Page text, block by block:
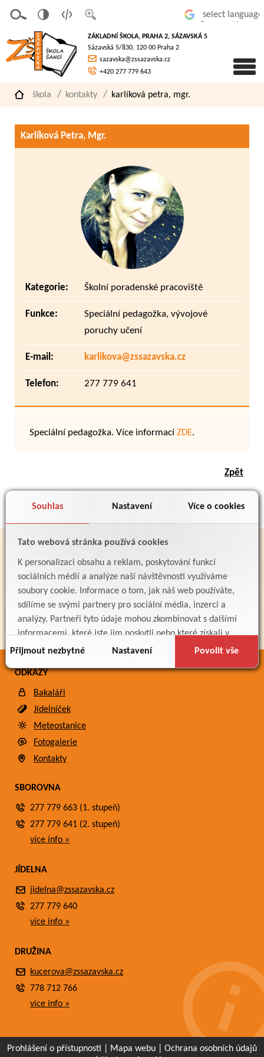
Souhlas Nastavení Více o cookies
Tato webová stránka používá cookies
K personalizaci obsahu a reklam, poskytování funkcí
sociálních médií a analýze naší návštěvnosti využíváme
soubory cookie. Informace o tom, jak náš web používáte,
sdílíme se svými partnery pro sociální média, inzerci a
analýzy. Partneři tyto údaje mohou zkombinovat s dalšími
informacemi, které jste jim poskytli nebo které získali v
důsledku toho, že používáte jejich služby.
Přijmout nezbytné Nastavení Povolit vše
písmo
á
verze
pro
slaboz
raké
ZÁKLADNÍ ŠKOLA, PRAHA 2, SÁZAVSKÁ 5
Sázavská 5/830, 120 00 Praha 2
sazavska@zssazavska.cz
+420 277 779 643
škola kontakty karlíková petra, mgr.
Karlíková Petra, Mgr.
Kategorie: Školní poradenské pracoviště
Funkce:
Speciální pedagožka, vývojové
poruchy učení
E-mail: karlikova@zssazavska.cz
Telefon: 277 779 641
Speciální pedagožka. Více informacíZDE.
Zpět
ODKAZY
Bakaláři
Jídelníček
Meteostanice
Fotogalerie
Kontakty
SBOROVNA
277 779 663 (1. stupeň)
277 779 641 (2. stupeň)
více info »
JÍDELNA
jidelna@zssazavska.cz
277 779 640
více info »
DRUŽINA
kucerova@zssazavska.cz
778 712 766
více info »
Prohlášení o přístupnosti Mapa webu
Ochrana osobních údajů